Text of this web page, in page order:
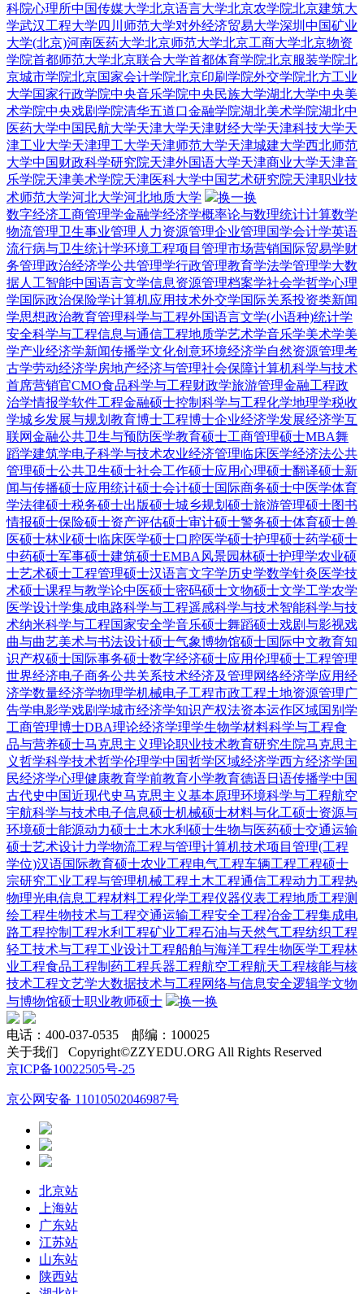
科院心理所中国传媒大学北京语言大学北京农学院北京建筑大
学武汉工程大学 四川师范大学对外经济贸易大学深圳 中国矿业
大学(北京)河南医药大学北京师范大学北京工商大学北京物资
学院首都师范大学北京联合大学首都体育学院北京服装学院北
京城市学院北京国家会计学院北京印刷学院外交学院北方工业
大学国家行政学院中央音乐学院中央民族大学湖北大学中央美
术学院中央戏剧学院清华五道口金融学院湖北美术学院湖北中
医药大学中国民航大学天津大学天津财经大学天津科技大学天
津工业大学天津理工大学天津师范大学天津城建大学西北师范
大学中国财政科学研究院天津外国语大学天津商业大学天津音
乐学院天津美术学院天津医科大学中国艺术研究院天津职业技
术师范大学河北大学河北地质大学
换一换
数字经济工商管理学金融学经济学概率论与数理统计计算数学
物流管理卫生事业管理人力资源管理企业管理国学会计学英语
流行病与卫生统计学环境工程项目管理市场营销国际贸易学财
务管理政治经济学公共管理学行政管理教育学法学管理学大数
据人工智能中国语言文学信息资源管理档案学社会学哲学心理
学国际政治保险学计算机应用技术外交学国际关系投资类新闻
学思想政治教育管理科学与工程外国语言文学(小语种)统计学
安全科学与工程信息与通信工程地质学艺术学音乐学美术学美
学产业经济学新闻传播学文化创意环境经济学自然资源管理考
古学劳动经济学房地产经济与管理社会保障计算机科学与技术
首席营销官CMO食品科学与工程财政学旅游管理金融工程政
治学情报学软件工程金融硕士控制科学与工程化学地理学税收
学城乡发展与规划 教育博士工程博士企业经济学发展经济学互
联网金融公共卫生与预防医学教育硕士工商管理硕士MBA舞
蹈学建筑学电子科学与技术农业经济管理临床医学经济法公共
管理硕士公共卫生硕士社会工作硕士应用心理硕士翻译硕士新
闻与传播硕士应用统计硕士会计硕士国际商务硕士中医学体育
学法律硕士税务硕士出版硕士城乡规划硕士旅游管理硕士图书
情报硕士保险硕士资产评估硕士审计硕士警务硕士体育硕士兽
医硕士林业硕士临床医学硕士口腔医学硕士护理硕士药学硕士
中药硕士军事硕士建筑硕士EMBA风景园林硕士护理学农业硕
士艺术硕士工程管理硕士汉语言文字学历史学数学针灸 医学技
术硕士课程与教学论中医硕士密码硕士文物硕士文学工学农学
医学设计学集成电路科学与工程遥感科学与技术智能科学与技
术纳米科学与工程国家安全学音乐硕士舞蹈硕士戏剧与影视戏
曲与曲艺美术与书法设计硕士气象博物馆硕士国际中文教育知
识产权硕士国际事务硕士数字经济硕士应用伦理硕士工程管理
世界经济电子商务公共关系技术经济及管理网络经济学应用经
济学数量经济学物理学机械电子工程市政工程土地资源管理广
告学电影学戏剧学城市经济学知识产权法资本运作区域国别学
工商管理博士DBA理论经济学理学生物学材料科学与工程食
品与营养硕士马克思主义理论职业技术教育研究生院马克思主
义哲学科学技术哲学伦理学中国哲学区域经济学西方经济学国
民经济学心理健康教育学前教育小学教育德语日语传播学中国
古代史中国近现代史马克思主义基本原理环境科学与工程航空
宇航科学与技术电子信息硕士机械硕士材料与化工硕士资源与
环境硕士能源动力硕士土木水利硕士生物与医药硕士交通运输
硕士艺术设计力学物流工程与管理计算机技术项目管理(工程
学位)汉语国际教育硕士农业工程电气工程车辆工程工程硕士
宗研究工业工程与管理机械工程土木工程通信工程动力工程热
物理光电信息工程材料工程化学工程仪器仪表工程地质工程测
绘工程生物技术与工程交通运输工程安全工程冶金工程集成电
路工程控制工程水利工程矿业工程石油与天然气工程纺织工程
轻工技术与工程工业设计工程船舶与海洋工程生物医学工程林
业工程食品工程制药工程兵器工程航空工程航天工程核能与核
技术工程文艺学大数据技术与工程网络与信息安全逻辑学文物
与博物馆硕士职业教师硕士 换一换
电话：400-037-0535 邮编：100025
关于我们 Copyright©ZZYEDU.ORG All Rights Reserved
京ICP备10022505号-25
京公网安备 11010502046987号
北京站
上海站
广东站
江苏站
山东站
陕西站